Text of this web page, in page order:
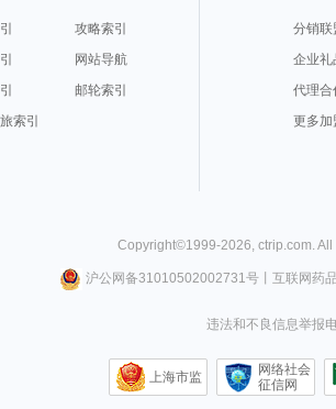
攻略索引
网站导航
邮轮索引
索引
分销联
企业礼
代理合
更多加
Copyright©1999-2026 ctrip.com .
沪公网备31010502002731号丨 互联网药
违法和不良信息举报
上海市监
网络社会
征信网